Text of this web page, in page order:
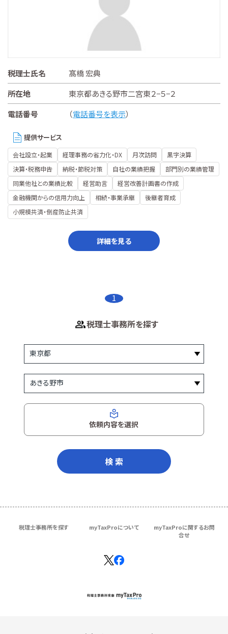
税理士氏名
髙橋 宏典
所在地
東京都あきる野市二宮東２−５−２
電話番号
（電話番号を表示）
提供サービス
会社設立・起業 経理事務の省力化・DX 月次訪問
黒字決算
決算・税務申告
納税・節税対策 自社の業績把握
部門別の業績管理
同業他社との業績比較
経営助言
経営改善計画書の作成
金融機関からの信用力向上
相続・事業承継
後継者育成
小規模共済・倒産防止共済
詳細を見る
1
税理士事務所を探す
依頼内容を選択
検 索
税理士事務所を探す myTaxProについて
myTaxProに関するお問
合せ